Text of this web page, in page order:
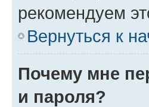
рекомендуем
Вернуться к
Почему мне
и пароля?